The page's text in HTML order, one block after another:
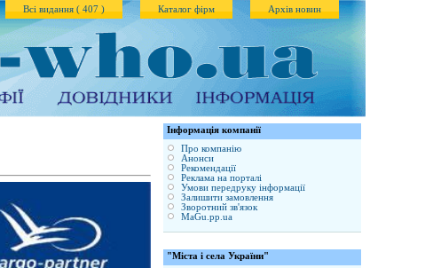
Архів новин
Каталог фірм
Всі видання ( 407 )
Iнформація компанії
Про компанію
Анонси
Рекомендації
Реклама на порталі
Умови передруку інформації
Залишити замовлення
Зворотний зв'язок
MaGu.pp.ua
"Міста і села України"